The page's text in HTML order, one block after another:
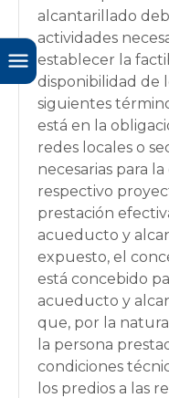
alcantarillado
actividades
establecer la
disponibilidad de
siguientes
está en la
redes locales o
necesarias para
respectivo
prestación
acueducto y
expuesto, el
está concebido
acueducto y
que, por la
la persona
condiciones
los predios a las